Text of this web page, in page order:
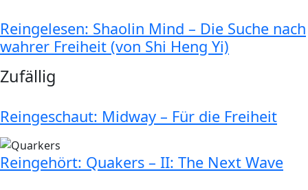
Reingelesen: Shaolin Mind – Die Suche nach
wahrer Freiheit (von Shi Heng Yi)
Zufällig
Reingeschaut: Midway – Für die Freiheit
Reingehört: Quakers – II: The Next Wave